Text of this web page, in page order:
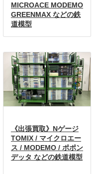
MICROACE MODEMO
GREENMAX などの鉄
道模型
《出張買取》Nゲージ
TOMIX / マイクロエー
ス / MODEMO / ポポン
デッタ などの鉄道模型